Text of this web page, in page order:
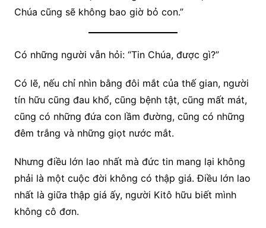
Chúa cũng sẽ không bao giờ bỏ con.”
Có những người vẫn hỏi: “Tin Chúa, được gì?”
Có lẽ, nếu chỉ nhìn bằng đôi mắt của thế gian, người
tín hữu cũng đau khổ, cũng bệnh tật, cũng mất mát,
cũng có những đứa con lầm đường, cũng có những
đêm trắng và những giọt nước mắt.
Nhưng điều lớn lao nhất mà đức tin mang lại không
phải là một cuộc đời không có thập giá. Điều lớn lao
nhất là giữa thập giá ấy, người Kitô hữu biết mình
không cô đơn.